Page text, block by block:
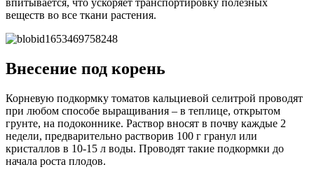
впитывается, что ускоряет транспортировку полезных
веществ во все ткани растения.
Внесение под корень
Корневую подкормку томатов кальциевой селитрой проводят
при любом способе выращивания – в теплице, открытом
грунте, на подоконнике. Раствор вносят в почву каждые 2
недели, предварительно растворив 100 г гранул или
кристаллов в 10-15 л воды. Проводят такие подкормки до
начала роста плодов.